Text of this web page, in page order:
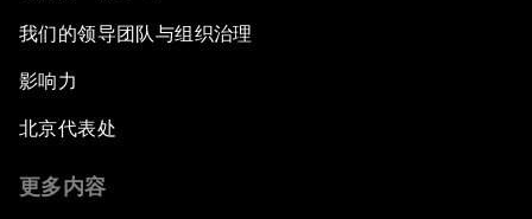
我们的领导团队与组织治理
影响力
北京代表处
更多内容